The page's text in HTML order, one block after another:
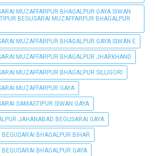
MUZAFFARPUR BHAGALPUR GAYA SIWAN
BEGUSARAI MUZAFFARPUR BHAGALPUR
MUZAFFARPUR BHAGALPUR GAYA SIWAN E
MUZAFFARPUR BHAGALPUR JHARKHAND
MUZAFFARPUR BHAGALPUR SILLIGORI
MUZAFFARPUR GAYA
SAMASTIPUR SIWAN GAYA
JAHANABAD BEGUSARAI GAYA
BHAGALPUR BIHAR
BHAGALPUR GAYA